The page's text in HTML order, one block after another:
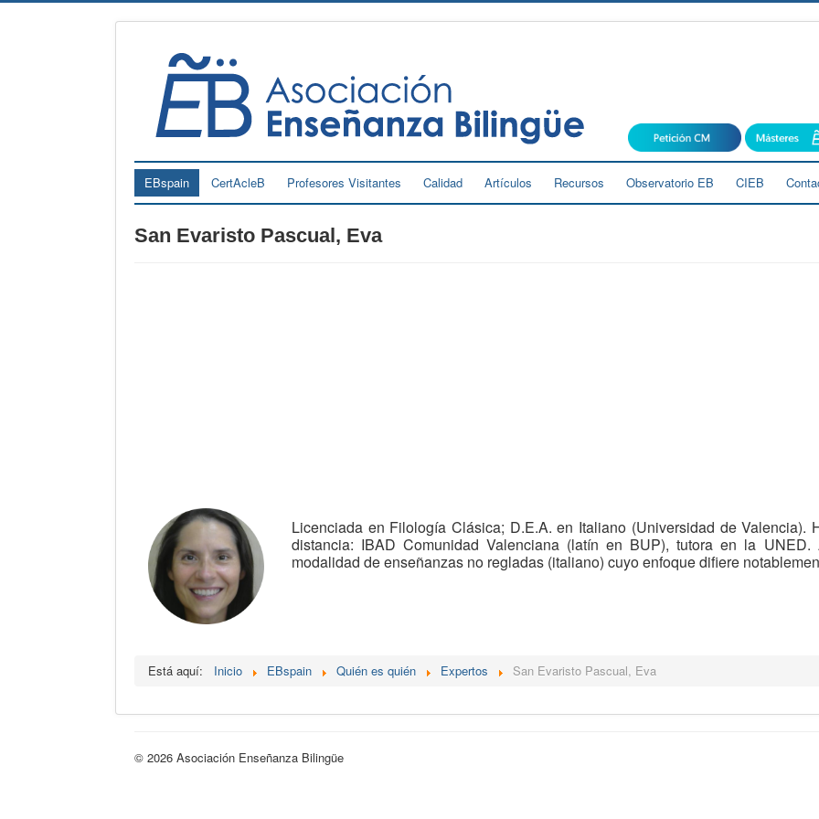
EBspain CertAcleB Profesores Visitantes Calidad Artículos Recursos Observatorio EB CIEB
San Evaristo Pascual, Eva
Licenciada en Filología Clásica; D.E.A. en Italiano (Universidad de Valencia).
distancia: IBAD Comunidad Valenciana (latín en BUP), tutora en la
modalidad de enseñanzas no regladas (italiano) cuyo enfoque difiere
Está aquí: Inicio EBspain Quién es quién Expertos San Evaristo Pascual, Eva
© 2026 Asociación Enseñanza Bilingüe